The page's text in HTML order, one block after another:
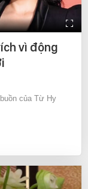
vì động
của Từ Hy